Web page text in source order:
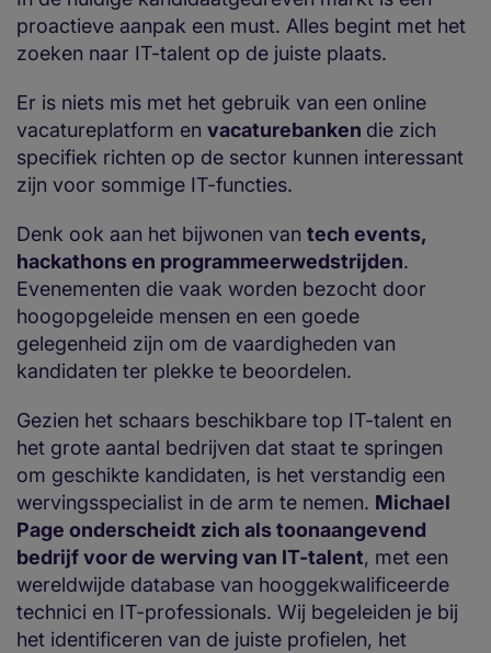
proactieve aanpak een must. Alles begint met het
zoeken naar IT-talent op de juiste plaats.
Er is niets mis met het gebruik van een online
vacatureplatform en vacaturebanken die zich
specifiek richten op de sector kunnen interessant
zijn voor sommige IT-functies.
Denk ook aan het bijwonen van tech events,
hackathons en programmeerwedstrijden.
Evenementen die vaak worden bezocht door
hoogopgeleide mensen en een goede
gelegenheid zijn om de vaardigheden van
kandidaten ter plekke te beoordelen.
Gezien het schaars beschikbare top IT-talent en
het grote aantal bedrijven dat staat te springen
om geschikte kandidaten, is het verstandig een
wervingsspecialist in de arm te nemen. Michael
Page onderscheidt zich als toonaangevend
bedrijf voor de werving van IT-talent, met een
wereldwijde database van hooggekwalificeerde
technici en IT-professionals. Wij begeleiden je bij
het identificeren van de juiste profielen, het